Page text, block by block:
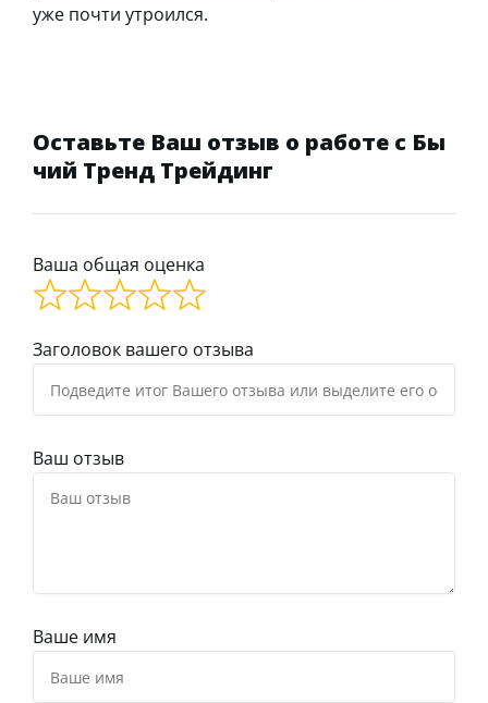
уже почти утроился.
Оставьте Ваш отзыв о работе с Бы
чий Тренд Трейдинг
Ваша общая оценка
Заголовок вашего отзыва
Ваш отзыв
Ваше имя